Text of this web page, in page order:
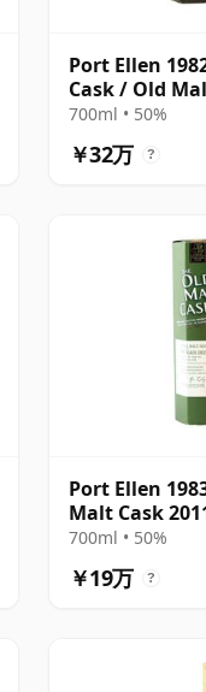
Port Ellen
Cask / Old
700ml • 50%
￥32万 ?
Port Ellen
Malt Cask
Box
700ml • 50%
￥19万 ?